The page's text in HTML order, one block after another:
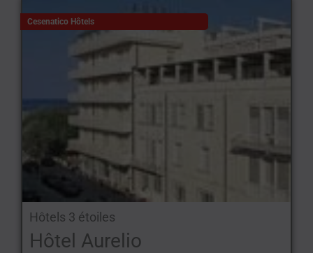
Cesenatico Hôtels
Hôtels 3 étoiles
Hôtel Aurelio